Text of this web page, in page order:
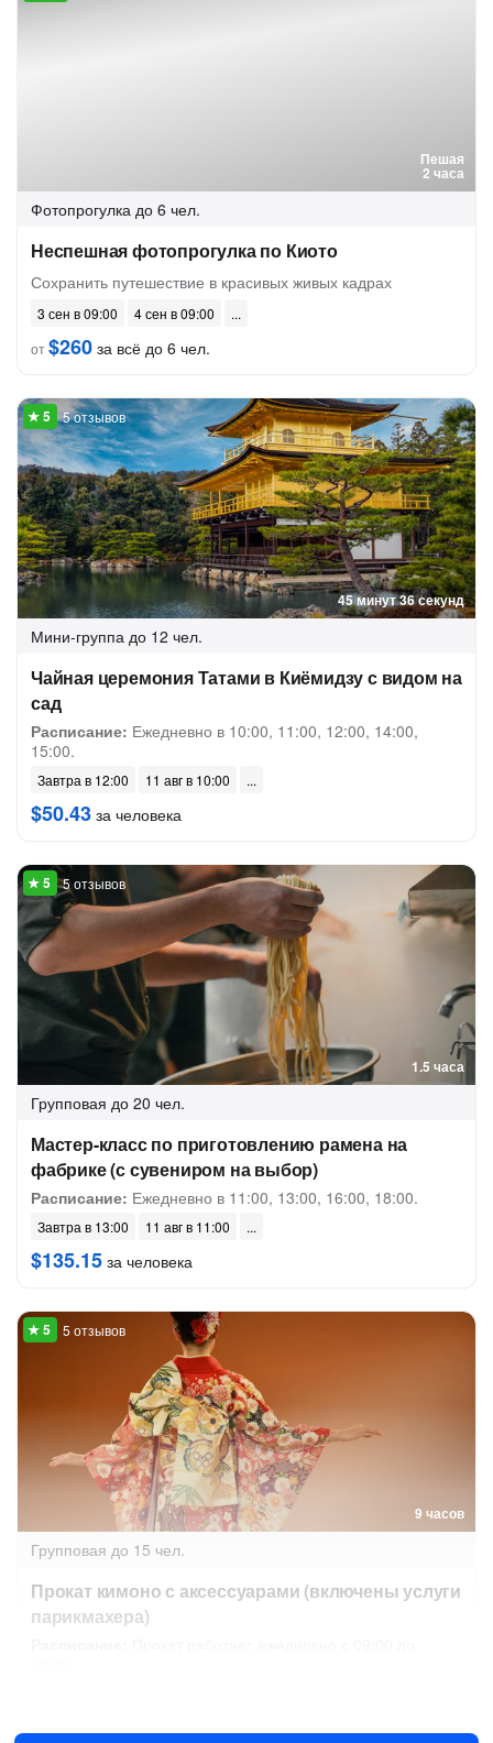
Пешая
2 часа
Фотопрогулка до 6 чел.
Неспешная фотопрогулка по Киото
Сохранить путешествие в красивых живых кадрах
3 сен в 09:00
4 сен в 09:00
от$260 за всё до 6 чел.
45 минут 36 секунд
5 отзывов
Мини-группа до 12 чел.
Чайная церемония Татами в Киёмидзу с видом на
сад
Расписание: Ежедневно в 10:00, 11:00, 12:00, 14:00,
15:00.
Завтра в 12:00 11 авг в 10:00
$50.43 за человека
1.5 часа
5 отзывов
Групповая до 20 чел.
Мастер-класс по приготовлению рамена на
фабрике (с сувениром на выбор)
Расписание: Ежедневно в 11:00, 13:00, 16:00, 18:00.
Завтра в 13:00 11 авг в 11:00
$135.15 за человека
9 часов
5 отзывов
Групповая до 15 чел.
Прокат кимоно с аксессуарами (включены услуги
парикмахера)
$22.39за человека